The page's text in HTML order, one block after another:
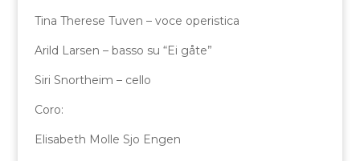
Tina Therese Tuven – voce operistica
Arild Larsen – basso su “Ei gåte”
Siri Snortheim – cello
Coro:
Elisabeth Molle Sjo Engen